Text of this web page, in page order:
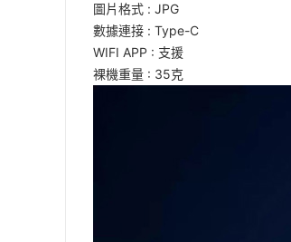
圖片格式 : JPG
數據連接 : Type-C
WIFI APP : 支援
裸機重量 : 35克